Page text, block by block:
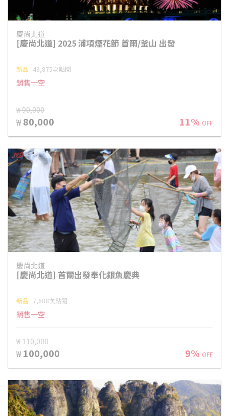
慶尚北道
[慶尚北道] 2025 浦項煙花節 首爾/釜山 出發
新品 49,875次點閱
銷售一空
₩ 90,000
₩ 80,000 11% OFF
慶尚北道
[慶尚北道] 首爾出發奉化銀魚慶典
新品 7,688次點閱
銷售一空
₩ 110,000
₩ 100,000 9% OFF